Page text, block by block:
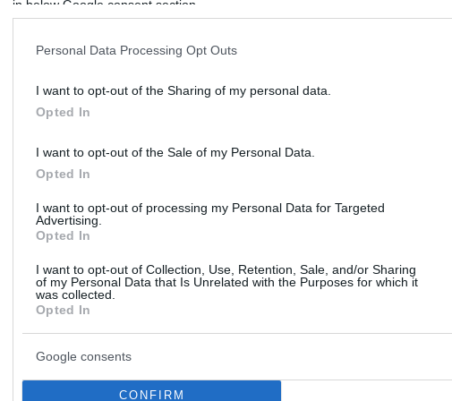
in below Google consent section.
Personal Data Processing Opt Outs
I want to opt-out of the Sharing of my personal data.
Opted In
I want to opt-out of the Sale of my Personal Data.
Opted In
I want to opt-out of processing my Personal Data for Targeted
Advertising.
Opted In
I want to opt-out of Collection, Use, Retention, Sale, and/or Sharing
of my Personal Data that Is Unrelated with the Purposes for which it
was collected.
Opted In
Google consents
CONFIRM
Αμερικανοϊσραηλινός προπονητής επέλεξε τον Μπριαντέ
Ουέμπερ για τη θέση του γκαρντ (26, 1,88) και αναμένονται άμεσα
εξελίξεις